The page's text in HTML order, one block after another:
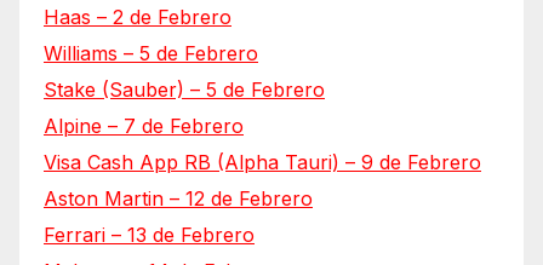
Haas – 2 de Febrero
Williams – 5 de Febrero
Stake (Sauber) – 5 de Febrero
Alpine – 7 de Febrero
Visa Cash App RB (Alpha Tauri) – 9 de Febrero
Aston Martin – 12 de Febrero
Ferrari – 13 de Febrero